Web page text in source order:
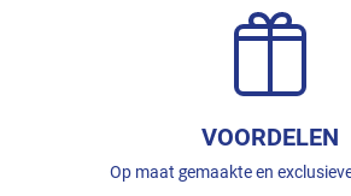
VOORDELEN
Op maat gemaakte en